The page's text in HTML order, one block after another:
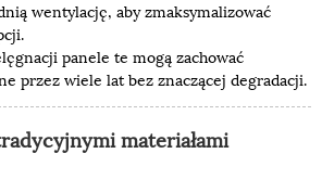
wentylację, aby zmaksymalizować
panele te mogą zachować
przez wiele lat bez znaczącej degradacji.
materiałami